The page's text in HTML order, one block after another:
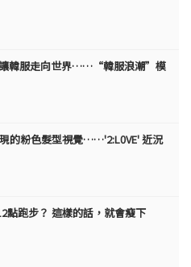
讓韓服走向世界……“韓服浪潮”模
的粉色髮型視覺……'2:L0VE' 近況
點跑步？ 這樣的話，就會瘦下